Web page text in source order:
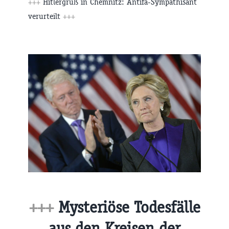
verurteilt +++
+++Mysteriöse Todesfälle